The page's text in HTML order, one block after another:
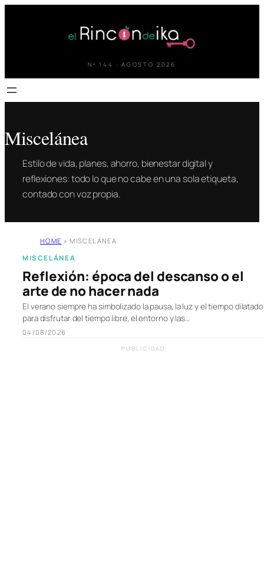
Nº 144 · AGOSTO 2026
Miscelánea
Estilo de vida, planes, ahorro, bienestar digital y
reflexiones: todo lo que no cabe en una sola etiqueta,
contado con voz propia.
HOME » MISCELÁNEA
MISCELÁNEA
Reflexión: época del descanso o el
arte de no hacer nada
El verano siempre ha simbolizado la pausa, la luz y el tiempo dilatado
para disfrutar del tiempo libre, el entorno y las…
04/08/2026
PUBLICIDAD